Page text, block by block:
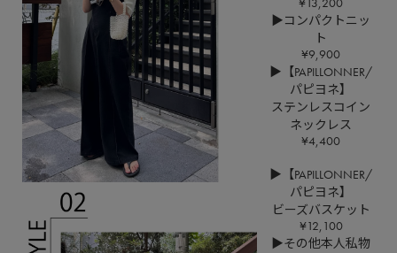
▶コンパクトニッ
ト
¥9,900
▶【PAPILLONNER/
パピヨネ】
ステンレスコイン
ネックレス
¥4,400
▶【PAPILLONNER/
パピヨネ】
ビーズバスケット
¥12,100
▶その他本人私物